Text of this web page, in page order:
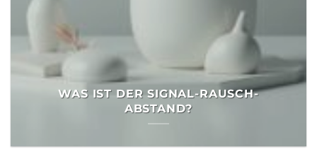
WAS IST DER SIGNAL-RAUSCH-
ABSTAND?